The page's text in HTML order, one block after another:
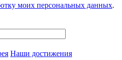
моих персональных данных.
Наши достижения